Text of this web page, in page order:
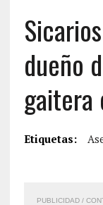
dueño
gaitera
Etiquetas:
PUBLICIDAD /